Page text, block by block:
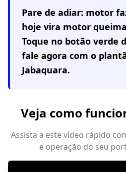
Pare de adiar: motor
hoje vira motor
Toque no botão verde
fale agora com o
Jabaquara.
Veja como
Assista a este vídeo rápido
e operação do seu